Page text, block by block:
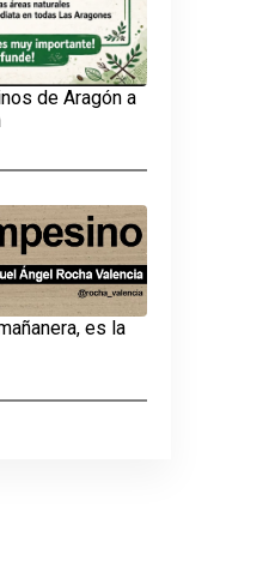
de Aragón a
es la